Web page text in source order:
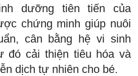
dưỡng tiên tiến của
chứng minh giúp nuôi
cân bằng hệ vi sinh
đó cải thiện tiêu hóa và
dịch tự nhiên cho bé.